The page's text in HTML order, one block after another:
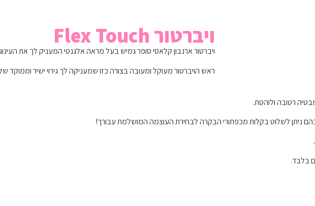
ויברטור Flex Touch
ויברטור ארנבון קלאסי סופר גמיש בעל מראה אלגנטי המעניק לך את
ראש הויברטור מעוקל ומעובה בצורה כזו שמעניקה לך גירוי ישיר
רטובה ולוהטת.
בלבד.